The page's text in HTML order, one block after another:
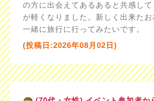
の方に出会えてあるあると共感し
が軽くなりました。新しく出来た
一緒に旅行に行ってみたいです。
(投稿日:2026年08月02日)